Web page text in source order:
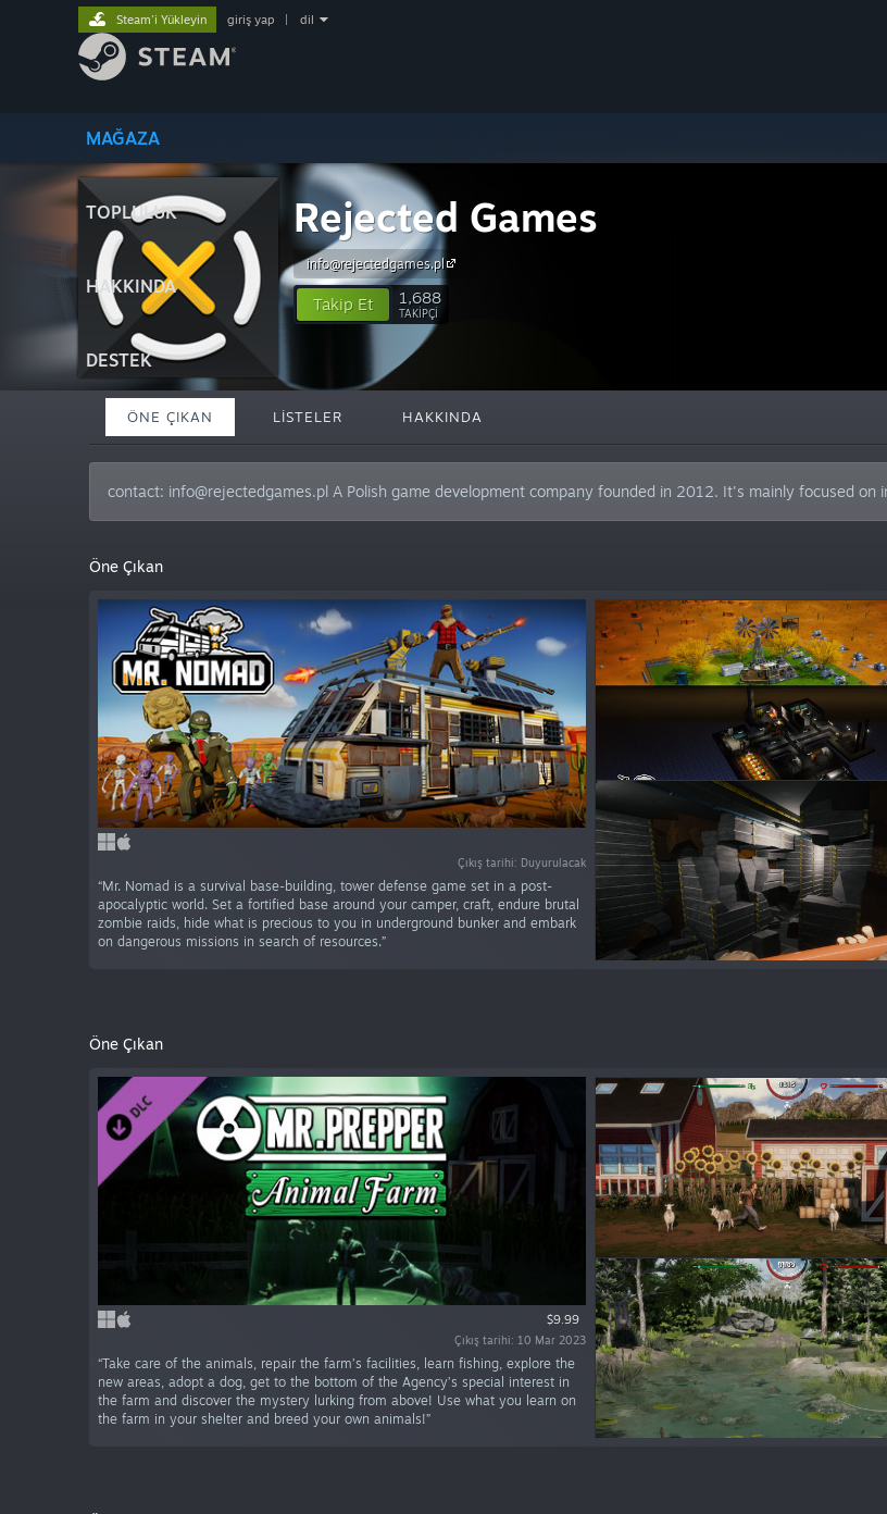
MAĞAZA
TOPLULUK
HAKKINDA
DESTEK
Steam'i Yükleyin giriş yap dil
Rejected Games
info@rejectedgames.pl
Takip Et 1,688
TAKIPÇI
ÖNE ÇIKAN LISTELER HAKKINDA
contact: info@rejectedgames.pl A Polish game development company founded in 2012. It's mainly focused on
Öne Çıkan
Çıkış tarihi: Duyurulacak
“Mr. Nomad is a survival base-building, tower defense game set in a post-
apocalyptic world. Set a fortified base around your camper, craft, endure brutal
zombie raids, hide what is precious to you in underground bunker and embark
on dangerous missions in search of resources.”
Öne Çıkan
$9.99
Çıkış tarihi: 10 Mar 2023
“Take care of the animals, repair the farm’s facilities, learn fishing, explore the
new areas, adopt a dog, get to the bottom of the Agency’s special interest in
the farm and discover the mystery lurking from above! Use what you learn on
the farm in your shelter and breed your own animals!”